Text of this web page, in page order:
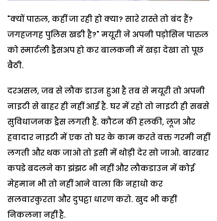
"क्यों पारुल, कहीं जा रही हो क्या? सारे रास्ते तो बंद हैं?
जगहजगह पुलिस खङी है?" मयूरी ने अपनी पड़ोसिन पारुल
को स्मार्टली ड्रैसअप हो कर बालकनी में खड़ा देखा तो पूछ
बैठी.
दरअसल, जब से लौक डाउन हुआ है तब से मयूरी तो अपनी
नाइटी से बाहर ही नहीं आई है. घर में रहो तो नाइटी ही सबसे
सुविधाजनक ड्रैस लगती है. कौटन की हलकी, लूज और
हवादार नाइटी में एक तो घर के काम करते वक्त गरमी नहीं
लगती और थक जाओ तो इसी में थोड़ी देर सो जाओ. बारबार
कपडे बदलने का झंझट भी नहीं और लौकडाउन में कोई
मेहमान भी तो नहीं आने वाला कि नहाधो कर
सलवारकुरता और दुपट्टा धारण करो. खुद भी कहीं
निकलना नहीं है.